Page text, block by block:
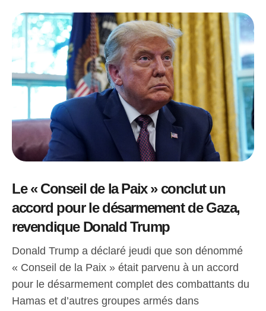
Le « Conseil de la Paix » conclut un
accord pour le désarmement de Gaza,
revendique Donald Trump
Donald Trump a déclaré jeudi que son dénommé
« Conseil de la Paix » était parvenu à un accord
pour le désarmement complet des combattants du
Hamas et d’autres groupes armés dans